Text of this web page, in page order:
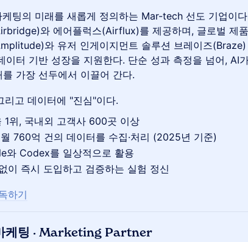
팅의 미래를 새롭게 정의하는 Mar-tech 선도 기업이
와 에어플럭스(Airflux)를 제공하며, 글로벌 제품
와 유저 인게이지먼트 솔루션 브레이즈(Braze)
이터 기반 성장을 지원한다. 단순 성과 측정을 넘어, AI
가장 선두에서 이끌어 간다.
리고 데이터에 "진심"이다.
1위, 국내외 고객사 600곳 이상
760억 건의 데이터를 수집·처리 (2025년 기준)
와 Codex를 일상적으로 활용
이 즉시 도입하고 검증하는 실험 정신
하기
케팅 · Marketing Partner